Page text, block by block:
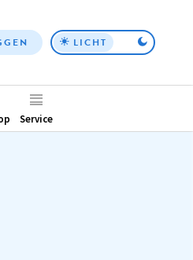
Top
LICHT
Service